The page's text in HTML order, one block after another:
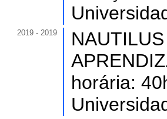
2019 - 2019
horária: